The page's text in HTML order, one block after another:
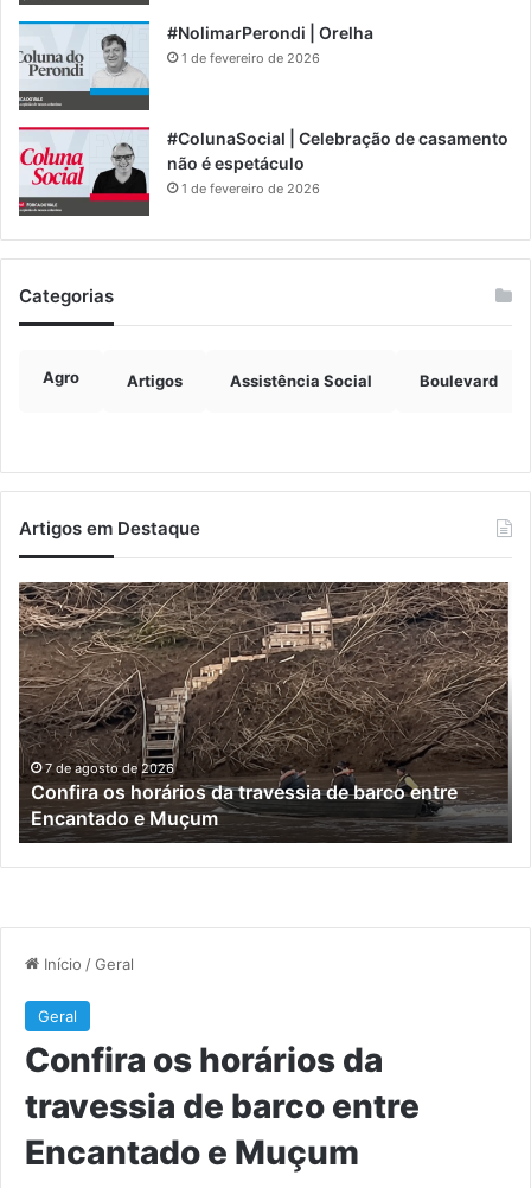
#NolimarPerondi | Orelha
1 de fevereiro de 2026
#ColunaSocial | Celebração de casamento
não é espetáculo
1 de fevereiro de 2026
Categorias
Agro Artigos Assistência Social Boulevard
Artigos em Destaque
Turisvales
2026
recebe
1200
profissionais
do
trade
turístico
7 de agosto de 2026
Turisvales 2026 recebe 1200 profissionais do trade
turístico